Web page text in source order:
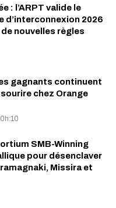
: l’ARPT valide le
d’interconnexion 2026
nouvelles règles
gagnants continuent
chez Orange
SMB-Winning
pour désenclaver
Missira et